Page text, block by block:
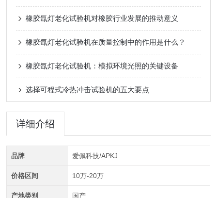
橡胶氙灯老化试验机对橡胶行业发展的推动意义
橡胶氙灯老化试验机在质量控制中的作用是什么？
橡胶氙灯老化试验机：模拟环境光照的关键设备
选择可程式冷热冲击试验机的五大要点
详细介绍
品牌 爱佩科技/APKJ
价格区间 10万-20万
产地类别 国产